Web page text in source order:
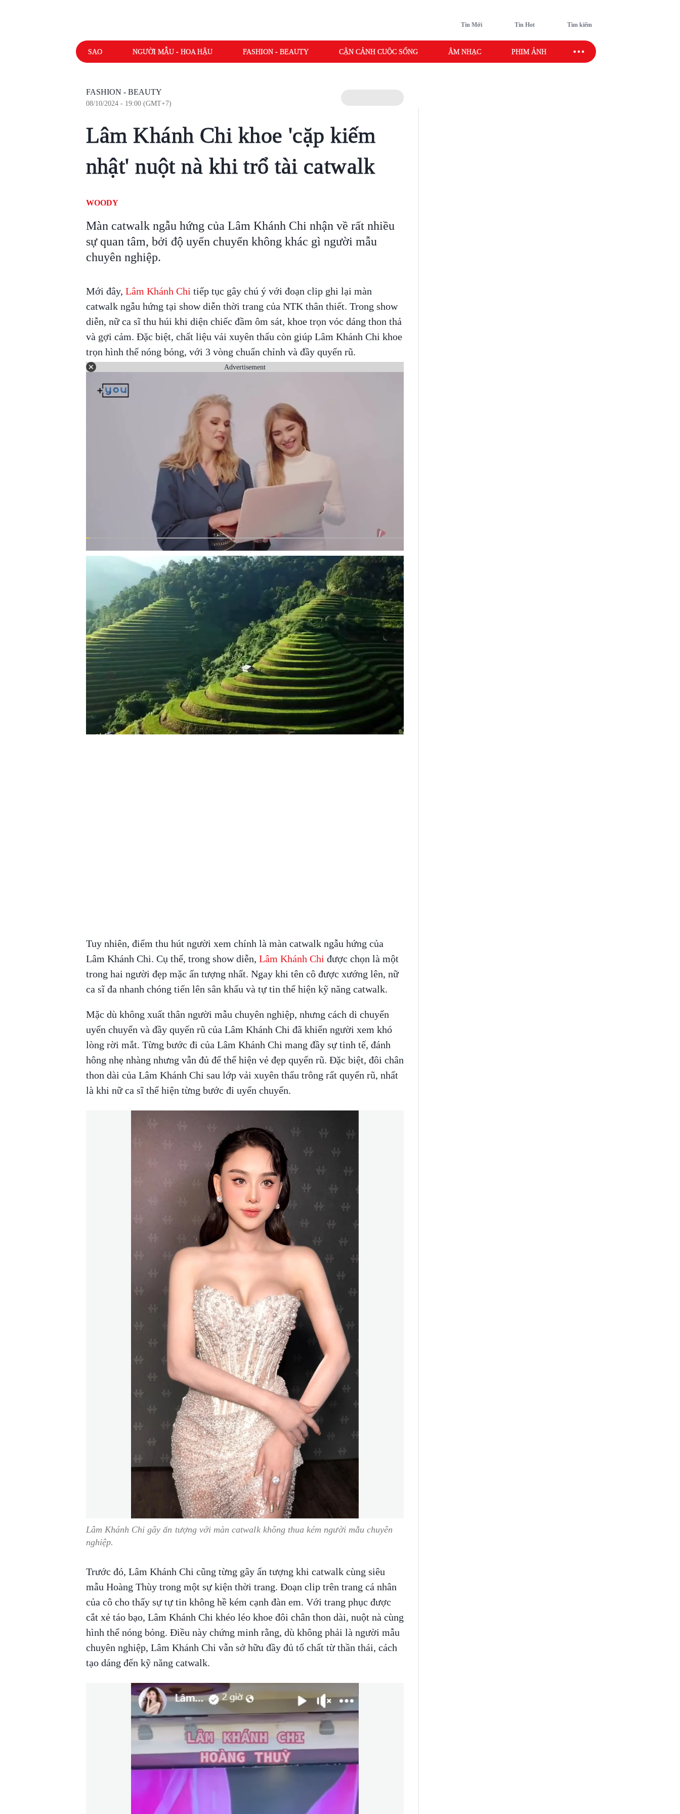
Tin Mới Tin Hot Tìm kiếm
SAO NGƯỜI MẪU - HOA HẬU FASHION - BEAUTY CẬN CẢNH CUỘC SỐNG ÂM NHẠC PHIM ẢNH SAO SPORT
FASHION - BEAUTY
08/10/2024 - 19:00 (GMT+7)
Lâm Khánh Chi khoe 'cặp kiếm
nhật' nuột nà khi trổ tài catwalk
WOODY
Màn catwalk ngẫu hứng của Lâm Khánh Chi nhận về rất nhiều
sự quan tâm, bởi độ uyển chuyển không khác gì người mẫu
chuyên nghiệp.
Mới đây, Lâm Khánh Chi tiếp tục gây chú ý với đoạn clip ghi lại màn
catwalk ngẫu hứng tại show diễn thời trang của NTK thân thiết. Trong show
diễn, nữ ca sĩ thu húi khi diện chiếc đầm ôm sát, khoe trọn vóc dáng thon thả
và gợi cảm. Đặc biệt, chất liệu vải xuyên thấu còn giúp Lâm Khánh Chi khoe
trọn hình thể nóng bỏng, với 3 vòng chuẩn chỉnh và đầy quyến rũ.
Advertisement
Tuy nhiên, điểm thu hút người xem chính là màn catwalk ngẫu hứng của
Lâm Khánh Chi. Cụ thể, trong show diễn, Lâm Khánh Chi được chọn là một
trong hai người đẹp mặc ấn tượng nhất. Ngay khi tên cô được xướng lên, nữ
ca sĩ đa nhanh chóng tiến lên sân khấu và tự tin thể hiện kỹ năng catwalk.
Mặc dù không xuất thân người mẫu chuyên nghiệp, nhưng cách di chuyển
uyển chuyển và đầy quyến rũ của Lâm Khánh Chi đã khiến người xem khó
lòng rời mắt. Từng bước đi của Lâm Khánh Chi mang đầy sự tinh tế, đánh
hông nhẹ nhàng nhưng vẫn đủ để thể hiện vẻ đẹp quyến rũ. Đặc biệt, đôi chân
thon dài của Lâm Khánh Chi sau lớp vải xuyên thấu trông rất quyến rũ, nhất
là khi nữ ca sĩ thể hiện từng bước đi uyển chuyển.
Lâm Khánh Chi gây ấn tượng với màn catwalk không thua kém người mẫu chuyên
nghiệp.
Trước đó, Lâm Khánh Chi cũng từng gây ấn tượng khi catwalk cùng siêu
mẫu Hoàng Thùy trong một sự kiện thời trang. Đoạn clip trên trang cá nhân
của cô cho thấy sự tự tin không hề kém cạnh đàn em. Với trang phục được
cắt xẻ táo bạo, Lâm Khánh Chi khéo léo khoe đôi chân thon dài, nuột nà cùng
hình thể nóng bỏng. Điều này chứng minh rằng, dù không phải là người mẫu
chuyên nghiệp, Lâm Khánh Chi vẫn sở hữu đầy đủ tố chất từ thần thái, cách
tạo dáng đến kỹ năng catwalk.